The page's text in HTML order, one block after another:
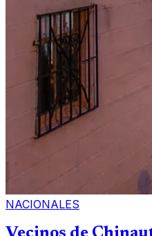
NACIONALES